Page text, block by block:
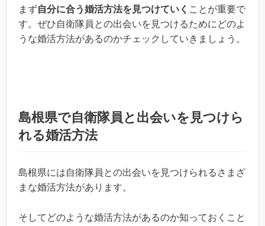
まず自分に合う婚活方法を見つけていく ことが重要で
す。ぜひ自衛隊員との出会いを見つけるためにどのよ
うな婚活方法があるのかチェックしていきましょう。
島根県で自衛隊員と出会いを見つけら
れる婚活方法
島根県には自衛隊員との出会いを見つけられるさまざ
まな婚活方法があります。
そしてどのような婚活方法があるのか知っておくこと